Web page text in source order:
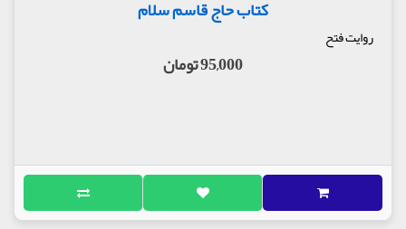
کتاب حاج قاسم سلام
روایت فتح
95,000 تومان